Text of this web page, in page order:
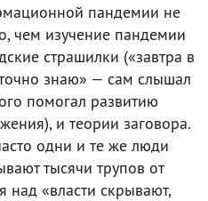
пандемии не
чем изучение пандемии
страшилки («завтра в
знаю» — сам слышал
помогал развитию
и теории заговора.
одни и те же люди
тысячи трупов от
над «власти скрывают,